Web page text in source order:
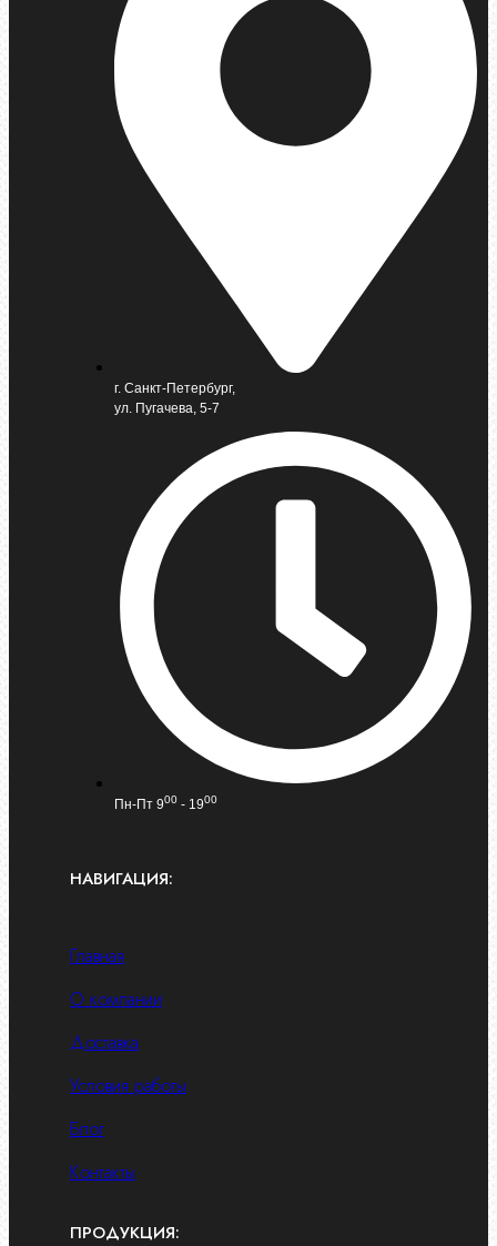
г. Санкт-Петербург,
ул. Пугачева, 5-7
Пн-Пт 900 - 1900
НАВИГАЦИЯ:
Главная
О компании
Доставка
Условия работы
Блог
Контакты
ПРОДУКЦИЯ: